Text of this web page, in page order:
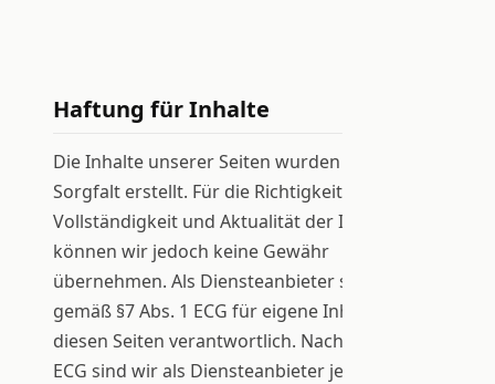
Haftung für Inhalte
Die Inhalte unserer Seiten wurden mit größter
Sorgfalt erstellt. Für die Richtigkeit,
Vollständigkeit und Aktualität der Inhalte
können wir jedoch keine Gewähr
übernehmen. Als Diensteanbieter sind wir
gemäß §7 Abs. 1 ECG für eigene Inhalte auf
diesen Seiten verantwortlich. Nach §§8 bis 10
ECG sind wir als Diensteanbieter jedoch nicht